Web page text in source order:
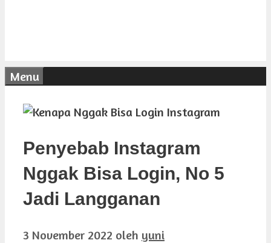
Menu
Penyebab Instagram
Nggak Bisa Login, No 5
Jadi Langganan
3 November 2022 oleh yuni